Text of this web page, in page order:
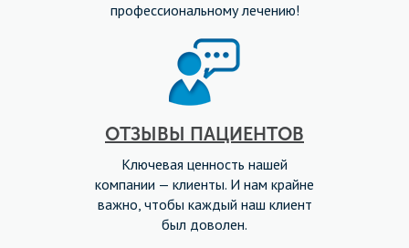
профессиональному лечению!
ОТЗЫВЫ ПАЦИЕНТОВ
Ключевая ценность нашей
компании — клиенты. И нам крайне
важно, чтобы каждый наш клиент
был доволен.